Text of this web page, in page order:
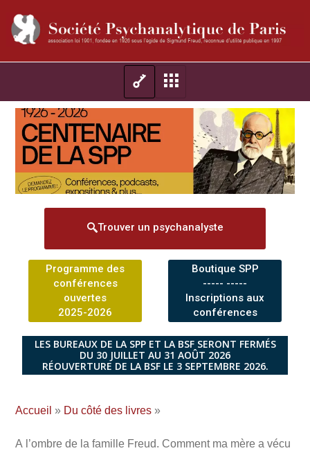
Trouver un psychanalyste
Programme des
conférences
ouvertes
2025-2026
Boutique SPP
----- -----
Inscriptions aux
conférences
LES BUREAUX DE LA SPP ET LA BSF SERONT FERMÉS
DU 30 JUILLET AU 31 AOÛT 2026
RÉOUVERTURE DE LA BSF LE 3 SEPTEMBRE 2026.
Accueil » Du côté des livres »
A l’ombre de la famille Freud. Comment ma mère a vécu